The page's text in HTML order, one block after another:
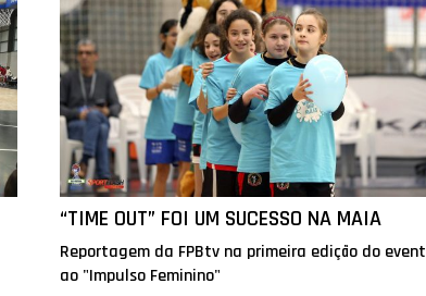
“TIME OUT” FOI UM SUCESSO NA MAIA
Reportagem da FPBtv na primeira edição do
ao "Impulso Feminino"